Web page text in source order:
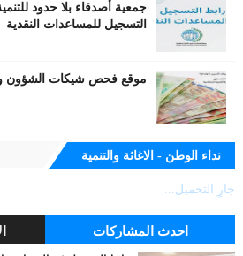
جمعية أصدقاء بلا حدود
التسجيل للمساعدات النقدية
موقع فحص شيكات الشؤون
نداء الوطن - الاغاثة والتنمية
جارٍ التحميل...
احدث المشاركات